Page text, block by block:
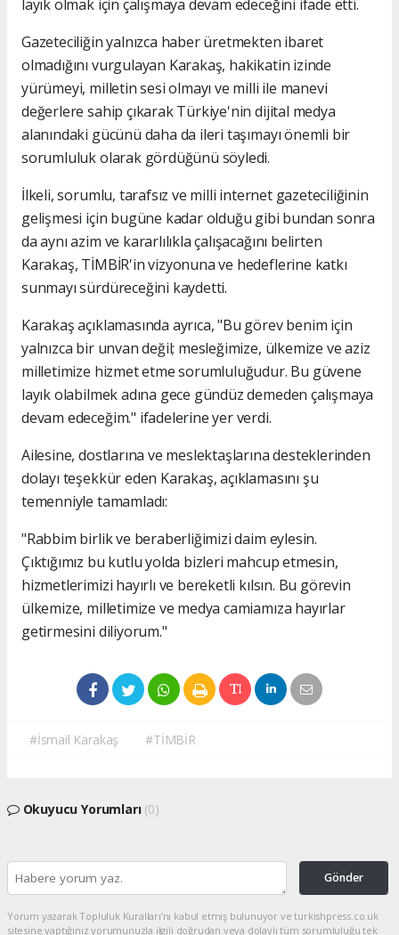
layık olmak için çalışmaya devam edeceğini ifade etti.
Gazeteciliğin yalnızca haber üretmekten ibaret
olmadığını vurgulayan Karakaş, hakikatin izinde
yürümeyi, milletin sesi olmayı ve milli ile manevi
değerlere sahip çıkarak Türkiye'nin dijital medya
alanındaki gücünü daha da ileri taşımayı önemli bir
sorumluluk olarak gördüğünü söyledi.
İlkeli, sorumlu, tarafsız ve milli internet gazeteciliğinin
gelişmesi için bugüne kadar olduğu gibi bundan sonra
da aynı azim ve kararlılıkla çalışacağını belirten
Karakaş, TİMBİR'in vizyonuna ve hedeflerine katkı
sunmayı sürdüreceğini kaydetti.
Karakaş açıklamasında ayrıca, "Bu görev benim için
yalnızca bir unvan değil; mesleğimize, ülkemize ve aziz
milletimize hizmet etme sorumluluğudur. Bu güvene
layık olabilmek adına gece gündüz demeden çalışmaya
devam edeceğim." ifadelerine yer verdi.
Ailesine, dostlarına ve meslektaşlarına desteklerinden
dolayı teşekkür eden Karakaş, açıklamasını şu
temenniyle tamamladı:
"Rabbim birlik ve beraberliğimizi daim eylesin.
Çıktığımız bu kutlu yolda bizleri mahcup etmesin,
hizmetlerimizi hayırlı ve bereketli kılsın. Bu görevin
ülkemize, milletimize ve medya camiamıza hayırlar
getirmesini diliyorum."
#İsmail Karakaş #TİMBİR
Okuyucu Yorumları (0)
Gönder
Yorum yazarak Topluluk Kuralları’nı kabul etmiş bulunuyor ve turkishpress.co.uk
sitesine yaptığınız yorumunuzla ilgili doğrudan veya dolaylı tüm sorumluluğu tek